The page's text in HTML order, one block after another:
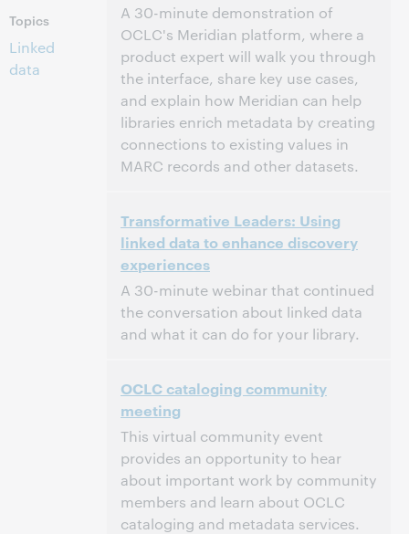
Topics
Linked
data
A 30-minute demonstration of
OCLC's Meridian platform, where a
product expert will walk you through
the interface, share key use cases,
and explain how Meridian can help
libraries enrich metadata by creating
connections to existing values in
MARC records and other datasets.
North America [UTC -4]
该活动已结束。.
Transformative Leaders: Using
linked data to enhance discovery
experiences
A 30-minute webinar that continued
the conversation about linked data
and what it can do for your library.
North America [UTC -4]
该活动已结束。. 查看档案.
OCLC cataloging community
meeting
This virtual community event
provides an opportunity to hear
about important work by community
members and learn about OCLC
cataloging and metadata services.